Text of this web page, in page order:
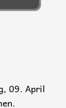
09. April